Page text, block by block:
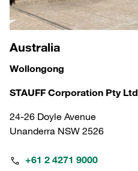
Australia
Wollongong
STAUFF Corporation Pty Ltd
24-26 Doyle Avenue
Unanderra NSW 2526
+61 2 4271 9000